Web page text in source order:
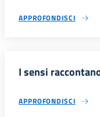
APPROFONDISCI
I sensi
APPROFONDISCI